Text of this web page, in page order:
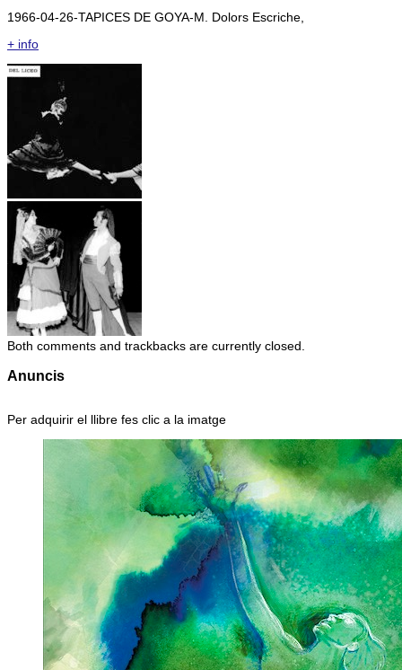
1966-04-26-TAPICES DE GOYA-M. Dolors Escriche,
+ info
Both comments and trackbacks are currently closed.
Anuncis
Per adquirir el llibre fes clic a la imatge